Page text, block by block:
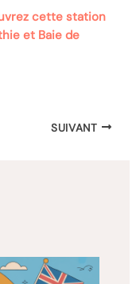
cette station
et Baie de
SUIVANT